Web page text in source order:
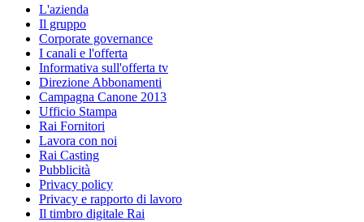
L'azienda
Il gruppo
Corporate governance
I canali e l'offerta
Informativa sull'offerta tv
Direzione Abbonamenti
Campagna Canone 2013
Ufficio Stampa
Rai Fornitori
Lavora con noi
Rai Casting
Pubblicità
Privacy policy
Privacy e rapporto di lavoro
Il timbro digitale Rai